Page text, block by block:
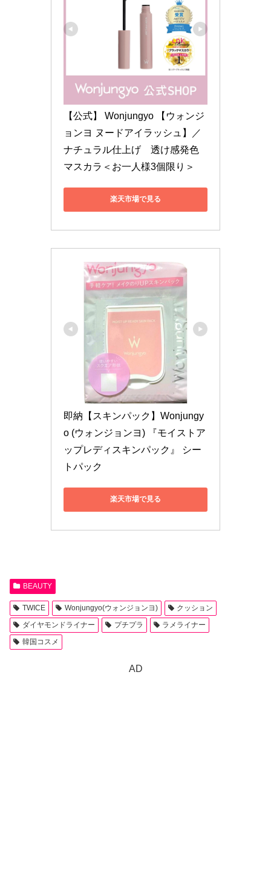
【公式】 Wonjungyo 【ウォンジ
ョンヨ ヌードアイラッシュ】／
ナチュラル仕上げ　透け感発色
マスカラ＜お一人様3個限り＞
楽天市場で見る
即納【スキンパック】Wonjungy
o (ウォンジョンヨ) 『モイストア
ップレディスキンパック』 シー
トパック
楽天市場で見る
BEAUTY
TWICE Wonjungyo(ウォンジョンヨ)
クッション
ダイヤモンドライナー
プチプラ
ラメライナー
韓国コスメ
AD